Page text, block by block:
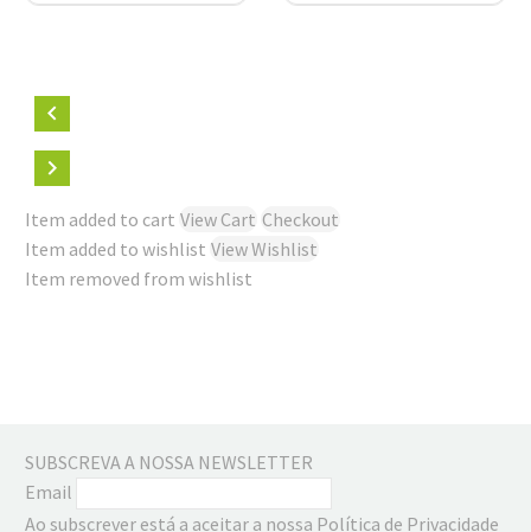
Tampa
Item added to cart View Cart Checkout
Item added to wishlist View Wishlist
Item removed from wishlist
SUBSCREVA A NOSSA NEWSLETTER
Email
Ao subscrever está a aceitar a nossa Política de Privacidade